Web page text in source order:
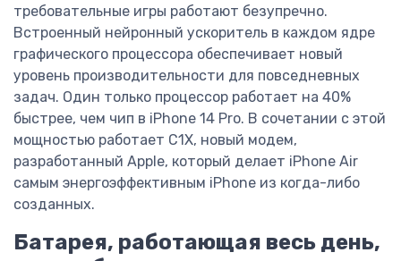
требовательные игры работают безупречно.
Встроенный нейронный ускоритель в каждом ядре
графического процессора обеспечивает новый
уровень производительности для повседневных
задач. Один только процессор работает на 40%
быстрее, чем чип в iPhone 14 Pro. В сочетании с этой
мощностью работает C1X, новый модем,
разработанный Apple, который делает iPhone Air
самым энергоэффективным iPhone из когда-либо
созданных.
Батарея, работающая весь день,